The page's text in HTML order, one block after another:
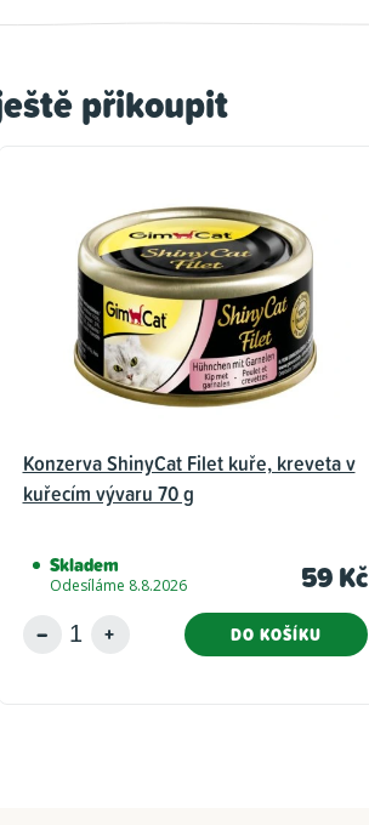
přikoupit
Konzerva ShinyCat Filet kuře, kreveta v
kuřecím vývaru 70 g
Skladem
Odesíláme 8.8.2026 59 Kč
DO KOŠÍKU